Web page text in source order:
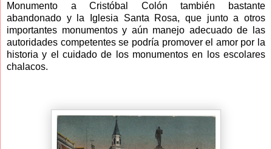
Monumento a Cristóbal Colón también bastante
abandonado y la Iglesia Santa Rosa, que junto a otros
importantes monumentos y aún manejo adecuado de las
autoridades competentes se podría promover el amor por la
historia y el cuidado de los monumentos en los escolares
chalacos.